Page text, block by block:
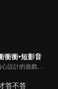
衝衝•短影音
節目精心設計的遊戲內容，包括深受觀眾喜愛並且火紅於各大專院校的【TEMPO系列】，考驗藝人用肢體表達能力以及聯想能力的【你是WORD演】、【會演是英雄】，考驗英文程度的【EAR傳耳ABC】，超簡單、超爆笑的【看你怎麼說】，以及考驗藝人反應、機智以及隊友默契的【不可能的默契】等單元，逗趣又爆笑！